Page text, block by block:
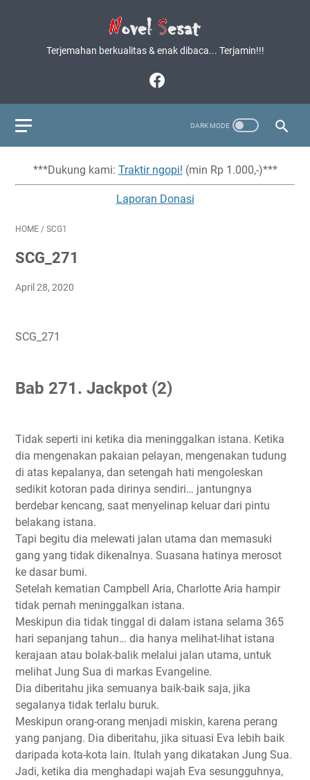
Terjemahan berkualitas & enak dibaca... Terjamin!!!
***Dukung kami: Traktir ngopi! (min Rp 1.000,-)***
Laporan Donasi
HOME / SCG1
SCG_271
April 28, 2020
SCG_271
Bab 271. Jackpot (2)
Tidak seperti ini ketika dia meninggalkan istana. Ketika
dia mengenakan pakaian pelayan, mengenakan tudung
di atas kepalanya, dan setengah hati mengoleskan
sedikit kotoran pada dirinya sendiri… jantungnya
berdebar kencang, saat menyelinap keluar dari pintu
belakang istana.
Tapi begitu dia melewati jalan utama dan memasuki
gang yang tidak dikenalnya. Suasana hatinya merosot
ke dasar bumi.
Setelah kematian Campbell Aria, Charlotte Aria hampir
tidak pernah meninggalkan istana.
Meskipun dia tidak tinggal di dalam istana selama 365
hari sepanjang tahun… dia hanya melihat-lihat istana
kerajaan atau bolak-balik melalui jalan utama, untuk
melihat Jung Sua di markas Evangeline.
Dia diberitahu jika semuanya baik-baik saja, jika
segalanya tidak terlalu buruk.
Meskipun orang-orang menjadi miskin, karena perang
yang panjang. Dia diberitahu, jika situasi Eva lebih baik
daripada kota-kota lain. Itulah yang dikatakan Jung Sua.
Jadi, ketika dia menghadapi wajah Eva sesungguhnya,